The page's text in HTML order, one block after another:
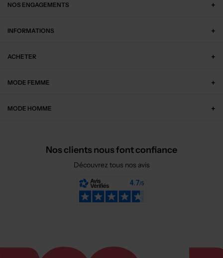
NOS ENGAGEMENTS
INFORMATIONS
ACHETER
MODE FEMME
MODE HOMME
Nos clients nous font confiance
Découvrez tous nos avis